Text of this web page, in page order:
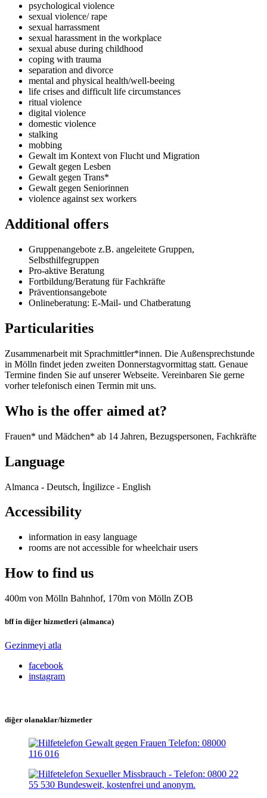
psychological violence
sexual violence/ rape
sexual harrassment
sexual harassment in the workplace
sexual abuse during childhood
coping with trauma
separation and divorce
mental and physical health/well-beeing
life crises and difficult life circumstances
ritual violence
digital violence
domestic violence
stalking
mobbing
Gewalt im Kontext von Flucht und Migration
Gewalt gegen Lesben
Gewalt gegen Trans*
Gewalt gegen Seniorinnen
violence against sex workers
Additional offers
Gruppenangebote z.B. angeleitete Gruppen,
Selbsthilfegruppen
Pro-aktive Beratung
Fortbildung/Beratung für Fachkräfte
Präventionsangebote
Onlineberatung: E-Mail- und Chatberatung
Particularities
Zusammenarbeit mit Sprachmittler*innen. Die Außensprechstunde
in Mölln findet jeden zweiten Donnerstagvormittag statt. Genaue
Termine finden Sie auf unserer Webseite. Vereinbaren Sie gerne
vorher telefonisch einen Termin mit uns.
Who is the offer aimed at?
Frauen* und Mädchen* ab 14 Jahren, Bezugspersonen, Fachkräfte
Language
Almanca - Deutsch, İngilizce - English
Accessibility
information in easy language
rooms are not accessible for wheelchair users
How to find us
400m von Mölln Bahnhof, 170m von Mölln ZOB
bff in diğer hizmetleri (almanca)
Gezinmeyi atla
facebook
instagram
diğer olanaklar/hizmetler